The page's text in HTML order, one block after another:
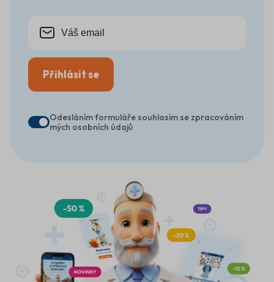
Přihlásit se
Odesláním formuláře souhlasím se zpracováním
mých osobních údajů